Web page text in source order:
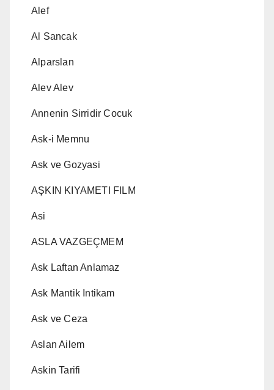
Alef
Al Sancak
Alparslan
Alev Alev
Annenin Sirridir Cocuk
Ask-i Memnu
Ask ve Gozyasi
AŞKIN KIYAMETI FILM
Asi
ASLA VAZGEÇMEM
Ask Laftan Anlamaz
Ask Mantik Intikam
Ask ve Ceza
Aslan Ailem
Askin Tarifi